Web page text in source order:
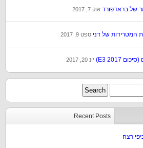
אוק 7, 2017
ספט 9, 2017
יונ 20, 2017
Recent Posts